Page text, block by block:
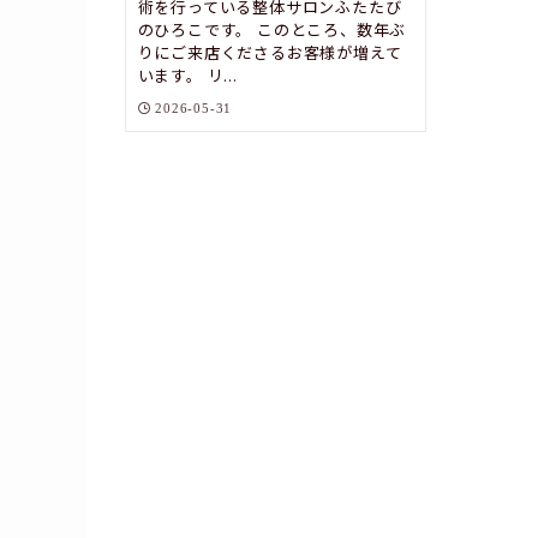
術を行っている整体サロンふたたび
のひろこです。 このところ、数年ぶ
りにご来店くださるお客様が増えて
います。 リ...
2026-05-31